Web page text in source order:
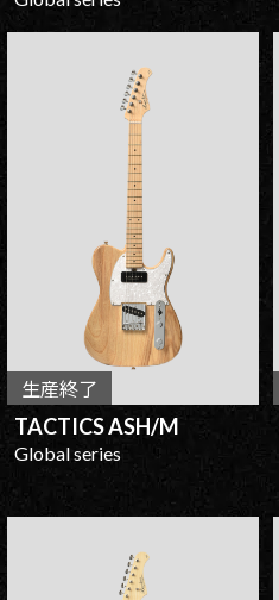
生産終了
TACTICS ASH/M
Global series